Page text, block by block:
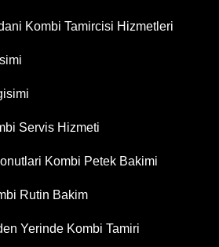
Kombi Tamircisi Hizmetleri
Servis Hizmeti
Kombi Petek Bakimi
Rutin Bakim
Yerinde Kombi Tamiri